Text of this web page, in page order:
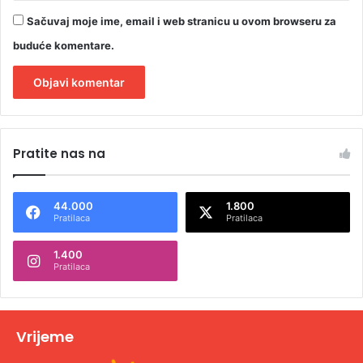
Sačuvaj moje ime, email i web stranicu u ovom browseru za
buduće komentare.
t
n
t
v
Pratite nas na
44.000
Pratilaca
1.800
Pratilaca
1.400
Pratilaca
Vrijeme